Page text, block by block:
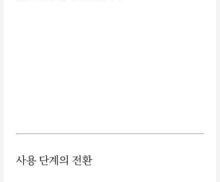
사용 단계의 전환